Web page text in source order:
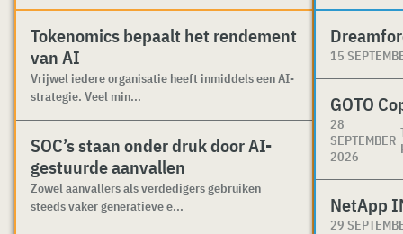
Tokenomics bepaalt het rendement
van AI
Vrijwel iedere organisatie heeft inmiddels een AI-
strategie. Veel min...
SOC’s staan onder druk door AI-
gestuurde aanvallen
Zowel aanvallers als verdedigers gebruiken
steeds vaker generatieve e...
15
GOTO
28
SEPTEMBER
2026
NetApp
29